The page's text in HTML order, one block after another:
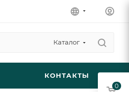
Каталог
КОНТАКТЫ
0